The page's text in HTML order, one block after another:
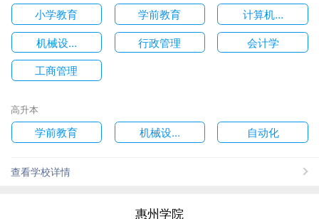
小学教育
学前教育
计算机...
机械设...
行政管理
会计学
工商管理
高升本
学前教育 机械设... 自动化
查看学校详情
惠州学院